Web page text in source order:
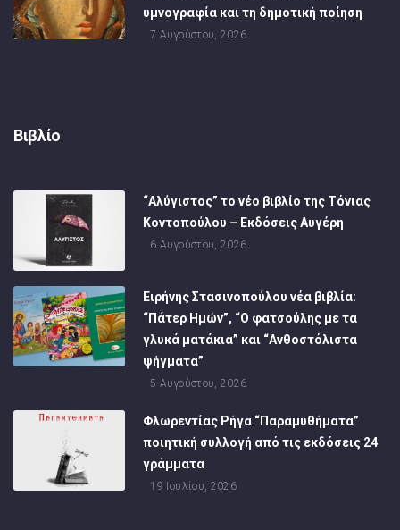
υμνογραφία και τη δημοτική ποίηση
7 Αυγούστου, 2026
Βιβλίο
“Αλύγιστος” το νέο βιβλίο της Τόνιας
Κοντοπούλου – Εκδόσεις Αυγέρη
6 Αυγούστου, 2026
Ειρήνης Στασινοπούλου νέα βιβλία:
“Πάτερ Ημών”, “Ο φατσούλης με τα
γλυκά ματάκια” και “Ανθοστόλιστα
ψήγματα”
5 Αυγούστου, 2026
Φλωρεντίας Ρήγα “Παραμυθήματα”
ποιητική συλλογή από τις εκδόσεις 24
γράμματα
19 Ιουλίου, 2026